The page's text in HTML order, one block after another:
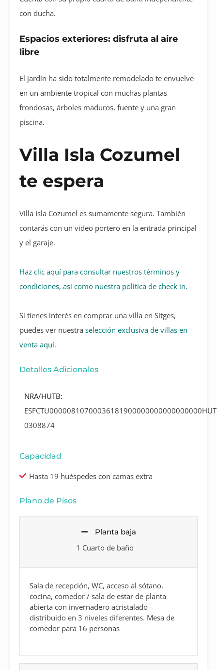
con ducha.
Espacios exteriores: disfruta al aire
libre
El jardín ha sido totalmente remodelado te envuelve
en un ambiente tropical con muchas plantas
frondosas, árboles maduros, fuente y una gran
piscina.
Villa Isla Cozumel
te espera
Villa Isla Cozumel es sumamente segura. También
contarás con un video portero en la entrada principal
y el garaje.
Haz clic aquí para consultar nuestros términos y
condiciones, así como nuestra política de check in.
Si tienes interés en comprar una villa en Sitges,
puedes ver nuestra selección exclusiva de villas en
venta aquí.
Detalles Adicionales
NRA/HUTB:
0308874
Capacidad
Hasta 19 huéspedes con camas extra
Plano de Pisos
Planta baja
1 Cuarto de baño
Sala de recepción, WC, acceso al sótano,
cocina, comedor / sala de estar de planta
abierta con invernadero acristalado –
distribuido en 3 niveles diferentes. Mesa de
comedor para 16 personas